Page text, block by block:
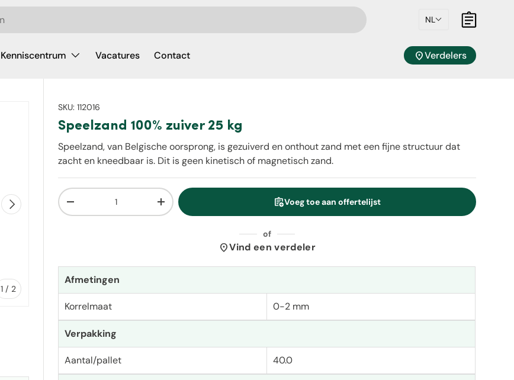
NL Mandje
Kenniscentrum Vacatures Contact location_onVerdelers
1 / van
2
Volgende
SKU: 112016
Speelzand 100% zuiver 25 kg
Speelzand, van Belgische oorsprong, is gezuiverd en onthout zand met een fijne structuur dat
zacht en kneedbaar is. Dit is geen kinetisch of magnetisch zand.
Aantal
Verlaag de hoeveelheidVerhoog de hoeveelheid assignment_add Voeg toe aan offertelijst
of
location_onVind een verdeler
Afmetingen
Korrelmaat 0-2 mm
Verpakking
Aantal/pallet 40.0